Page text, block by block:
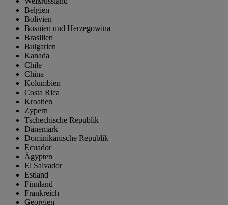
Belgien
Bolivien
Bosnien und Herzegowina
Brasilien
Bulgarien
Kanada
Chile
China
Kolumbien
Costa Rica
Kroatien
Zypern
Tschechische Republik
Dänemark
Dominikanische Republik
Ecuador
Ägypten
El Salvador
Estland
Finnland
Frankreich
Georgien